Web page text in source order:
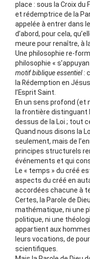
place : sous la Croix du
et rédemptrice de la
appelée à entrer dans
d’abord, pour cela,
meure pour renaître, à
Une philosophie re-
philosophie «
motif biblique essentiel:
la Rédemption en
l’Esprit Saint.
En un sens profond (et
la frontière distinguant
dessus de la Loi ; tout
Quand nous disons la
seulement, mais de
principes structurels
événements et qui
Le « temps » du créé
aspects du créé en
accordées chacune à
Certes, la Parole de
mathématique, ni une
politique, ni une
appartient aux
leurs vocations, de
scientifiques.